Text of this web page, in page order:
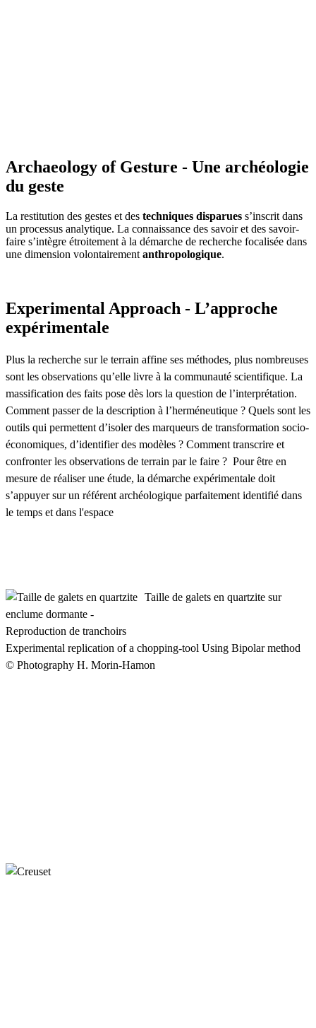
Archaeology of Gesture - Une archéologie
du geste
La restitution des gestes et des techniques disparues s’inscrit dans
un processus analytique. La connaissance des savoir et des savoir-
faire s’intègre étroitement à la démarche de recherche focalisée dans
une dimension volontairement anthropologique.
Experimental Approach - L’approche
expérimentale
Plus la recherche sur le terrain affine ses méthodes, plus nombreuses
sont les observations qu’elle livre à la communauté scientifique. La
massification des faits pose dès lors la question de l’interprétation.
Comment passer de la description à l’herméneutique ? Quels sont les
outils qui permettent d’isoler des marqueurs de transformation socio-
économiques, d’identifier des modèles ? Comment transcrire et
confronter les observations de terrain par le faire ? Pour être en
mesure de réaliser une étude, la démarche expérimentale doit
s’appuyer sur un référent archéologique parfaitement identifié dans
le temps et dans l'espace
Taille de galets en quartzite sur
enclume dormante -
Reproduction de tranchoirs
Experimental replication of a chopping-tool Using Bipolar method
© Photography H. Morin-Hamon